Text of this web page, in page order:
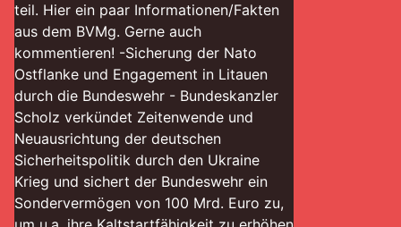
teil. Hier ein paar Informationen/Fakten
aus dem BVMg. Gerne auch
kommentieren! -Sicherung der Nato
Ostflanke und Engagement in Litauen
durch die Bundeswehr - Bundeskanzler
Scholz verkündet Zeitenwende und
Neuausrichtung der deutschen
Sicherheitspolitik durch den Ukraine
Krieg und sichert der Bundeswehr ein
Sondervermögen von 100 Mrd. Euro zu,